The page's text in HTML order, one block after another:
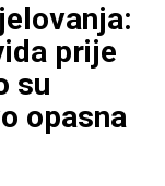
prije
su
opasna